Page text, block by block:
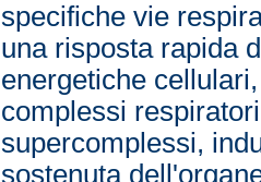
specifiche vie
una risposta rapida
energetiche
complessi
supercomplessi,
sostenuta